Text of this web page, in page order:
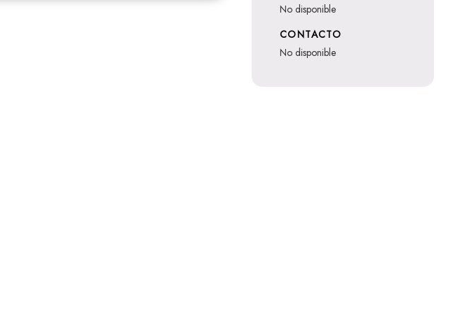
no disponible
CONTACTO
no disponible